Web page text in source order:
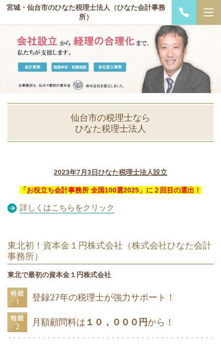
宮城・仙台市のひなた税理士法人（ひなた会計事務
所）
仙台市の税理士なら
ひなた税理士法人
2023年7月3日ひなた税理士法人設立
「お役立ち会計事務所 全国100選2025」に２回目の選出！
詳しくはこちらをクリック
東北初！資本金１円株式会社（株式会社ひなた会計
事務所）
東北で最初の資本金１円株式会社
登録27年の税理士が強力サポート！
月額顧問料は １０，０００円から！